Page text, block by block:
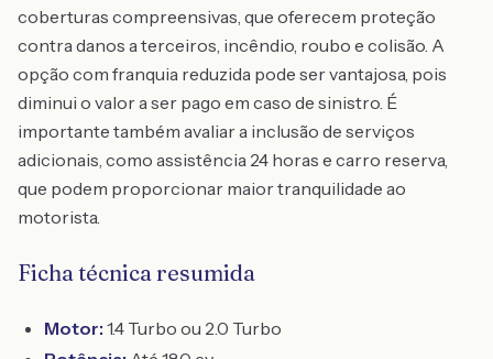
coberturas compreensivas, que oferecem proteção
contra danos a terceiros, incêndio, roubo e colisão. A
opção com franquia reduzida pode ser vantajosa, pois
diminui o valor a ser pago em caso de sinistro. É
importante também avaliar a inclusão de serviços
adicionais, como assistência 24 horas e carro reserva,
que podem proporcionar maior tranquilidade ao
motorista.
Ficha técnica resumida
Motor: 1.4 Turbo ou 2.0 Turbo